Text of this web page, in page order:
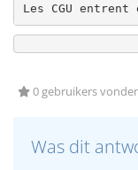
Les CGU
0 gebruikers
Was dit